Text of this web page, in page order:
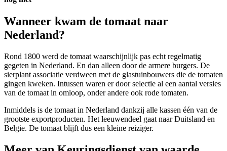
Wanneer kwam de tomaat naar
Nederland?
Rond 1800 werd de tomaat waarschijnlijk pas echt regelmatig
gegeten in Nederland. En dan alleen door de armere burgers. De
sierplant associatie verdween met de glastuinbouwers die de tomaten
gingen kweken. Intussen waren er door selectie al een aantal versies
van de tomaat in omloop, onder andere ook rode tomaten.
Inmiddels is de tomaat in Nederland dankzij alle kassen één van de
grootste exportproducten. Het leeuwendeel gaat naar Duitsland en
Belgie. De tomaat blijft dus een kleine reiziger.